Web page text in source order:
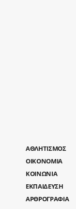
ΑΘΛΗΤΙΣΜΟΣ
ΟΙΚΟΝΟΜΙΑ
ΚΟΙΝΩΝΙΑ
ΕΚΠΑΙΔΕΥΣΗ
ΑΡΘΡΟΓΡΑΦΙΑ